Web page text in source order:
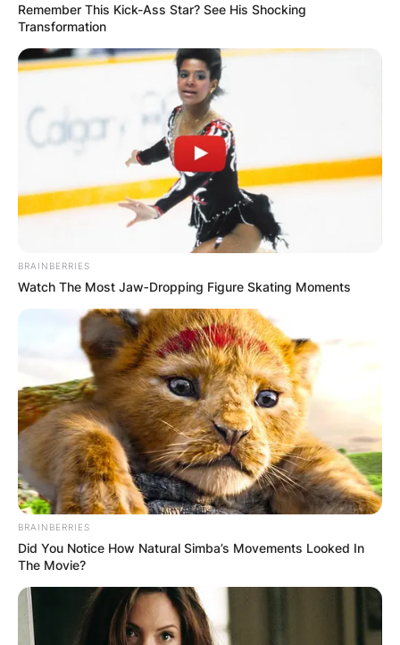
Remember This Kick-Ass Star? See His Shocking
Transformation
BRAINBERRIES
Watch The Most Jaw‑Dropping Figure Skating Moments
BRAINBERRIES
Did You Notice How Natural Simba’s Movements Looked In
The Movie?